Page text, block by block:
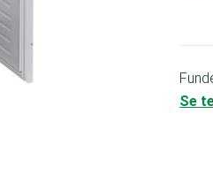
Se